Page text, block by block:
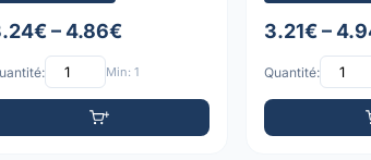
– 4.86€
Min: 1
3.21€ –
Quantité: